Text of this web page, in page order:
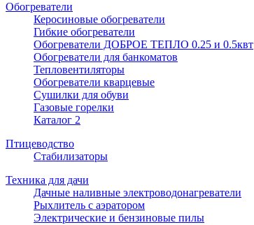
Обогреватели
Керосиновые обогреватели
Гибкие обогреватели
Обогреватели ДОБРОЕ ТЕПЛО 0.25 и 0.5квт
Обогреватели для банкоматов
Тепловентиляторы
Обогреватели кварцевые
Сушилки для обуви
Газовые горелки
Каталог 2
Птицеводство
Стабилизаторы
Техника для дачи
Дачные наливные электроводонагреватели
Рыхлитель с аэратором
Электрические и бензиновые пилы